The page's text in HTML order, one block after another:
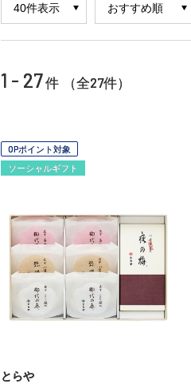
1 - 27件 （全27件）
OPポイント対象
ソーシャルギフト
とらや